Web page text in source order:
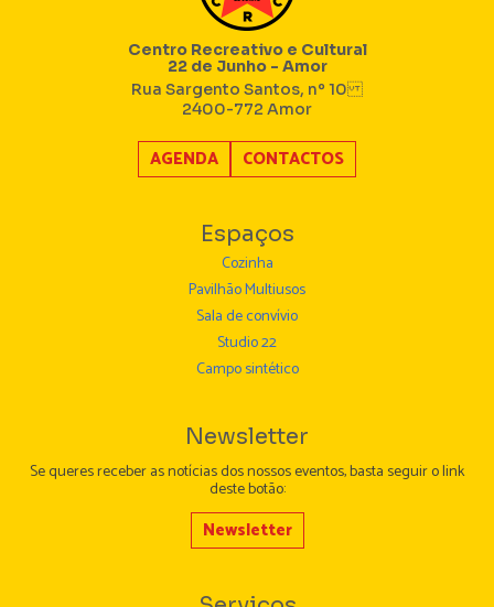
Centro Recreativo e Cultural
22 de Junho - Amor
Rua Sargento Santos, nº 10
2400-772 Amor
AGENDA CONTACTOS
Espaços
Cozinha
Pavilhão Multiusos
Sala de convívio
Studio 22
Campo sintético
Newsletter
Se queres receber as notícias dos nossos eventos, basta seguir o link
deste botão:
Newsletter